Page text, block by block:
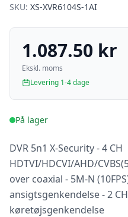
SKU: XS-XVR6104S-1AI
1.087.50 kr
Ekskl. moms
Levering 1-4 dage
På lager
DVR 5n1 X-Security - 4 CH
HDTVI/HDCVI/AHD/
over coaxial - 5M-N
ansigtsgenkendelse - 2
køretøjsgenkendelse